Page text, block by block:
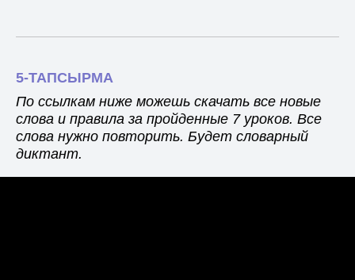
5-ТАПСЫРМА
По ссылкам ниже можешь скачать все новые
слова и правила за пройденные 7 уроков. Все
слова нужно повторить. Будет словарный
диктант.